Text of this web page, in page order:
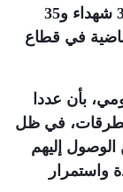
أعلنت وزارة الصحة الفلسطينية تسجيل 3 شهداء و35
في قطاع
بأن عددا
في ظل
إليهم
واستمرار